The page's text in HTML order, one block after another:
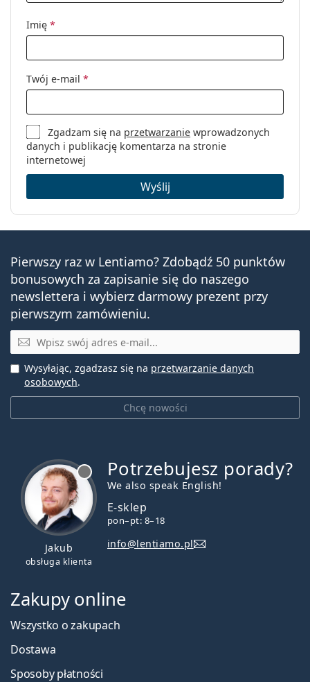
w soczewkach:
Wskaźnik strony: Nie
Opakowanie
pudełku:
6
Waga:
29 g
Inne
Kategoria:
Soczewki miesięczne
Soczewki kontaktowe
Imię *
Twój e-mail *
Zgadzam się na przetwarzanie wprowadzonych
danych i publikację komentarza na stronie
internetowej
Wyślij
Pierwszy raz w Lentiamo? Zdobądź 50 punktów
bonusowych za zapisanie się do naszego
newslettera i wybierz darmowy prezent przy
pierwszym zamówieniu.
E-mail
Chcę nowości
Wysyłając, zgadzasz się na przetwarzanie danych
osobowych.
Jakub
obsługa klienta
Potrzebujesz porady?
We also speak English!
E-sklep
pon–pt: 8–18
info@lentiamo.pl
Zakupy online
Wszystko o zakupach
Dostawa
Sposoby płatności